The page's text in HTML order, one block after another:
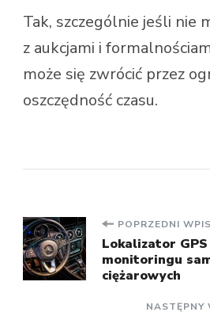
Tak, szczególnie jeśli nie
z aukcjami i
może się zwrócić przez
oszczędność czasu.
Nawigacja
wpisu
POPRZEDNI WPIS
Lokalizator
monitoringu
ciężarowych
NASTĘPNY